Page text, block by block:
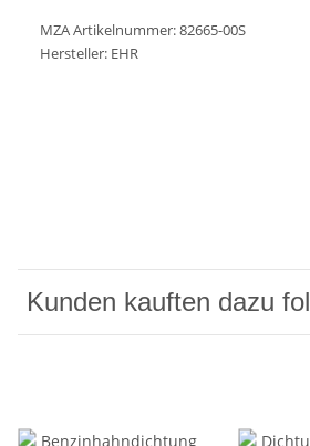
MZA Artikelnummer: 82665-00S
Hersteller: EHR
Kunden kauften dazu